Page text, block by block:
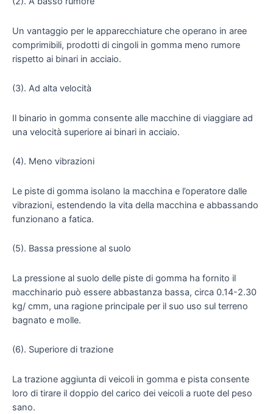
Un vantaggio per le apparecchiature che operano in aree
comprimibili, prodotti di cingoli in gomma meno rumore
rispetto ai binari in acciaio.
(3). Ad alta velocità
Il binario in gomma consente alle macchine di viaggiare ad
una velocità superiore ai binari in acciaio.
(4). Meno vibrazioni
Le piste di gomma isolano la macchina e l’operatore dalle
vibrazioni, estendendo la vita della macchina e abbassando
funzionano a fatica.
(5). Bassa pressione al suolo
La pressione al suolo delle piste di gomma ha fornito il
macchinario può essere abbastanza bassa, circa 0.14-2.30
kg/ cmm, una ragione principale per il suo uso sul terreno
bagnato e molle.
(6). Superiore di trazione
La trazione aggiunta di veicoli in gomma e pista consente
loro di tirare il doppio del carico dei veicoli a ruote del peso
sano.